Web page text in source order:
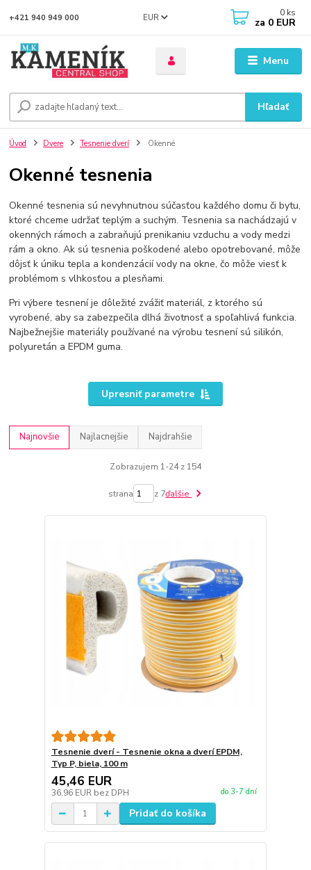
Menu
EUR
Hľadať
+421 940 949 000 0 ks
za 0 EUR
Úvod Dvere Tesnenie dverí Okenné
Okenné tesnenia
Okenné tesnenia sú nevyhnutnou súčasťou každého domu či bytu,
ktoré chceme udržať teplým a suchým. Tesnenia sa nachádzajú v
okenných rámoch a zabraňujú prenikaniu vzduchu a vody medzi
rám a okno. Ak sú tesnenia poškodené alebo opotrebované, môže
dôjsť k úniku tepla a kondenzácií vody na okne, čo môže viesť k
problémom s vlhkosťou a plesňami.
Pri výbere tesnení je dôležité zvážiť materiál, z ktorého sú
vyrobené, aby sa zabezpečila dlhá životnosť a spoľahlivá funkcia.
Najbežnejšie materiály používané na výrobu tesnení sú silikón,
polyuretán a EPDM guma.
Upresniť parametre
Najnovšie Najlacnejšie Najdrahšie
Zobrazujem 1-24 z 154
strana z 7ďalšie
Tesnenie dverí - Tesnenie okna a dverí EPDM,
Typ P, biela, 100 m
45,46 EUR
36,96 EUR bez DPH do 3-7 dní
Pridať do košíka